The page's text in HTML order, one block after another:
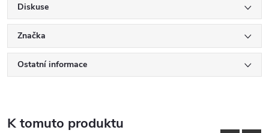
Diskuse
Značka
Ostatní informace
K tomuto produktu